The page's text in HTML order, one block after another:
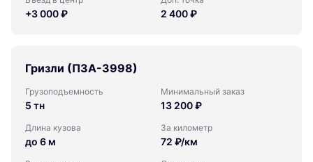
+3 000 ₽ 2 400 ₽
Гризли (ПЗА-3998)
Грузоподъемность
5 тн
Минимальный заказ
13 200 ₽
Длина кузова
до 6 м
За километр
72 ₽/км